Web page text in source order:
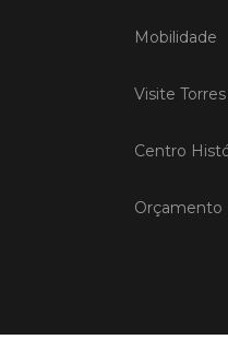
Mobilidade
Visite
Centro
Orçamento